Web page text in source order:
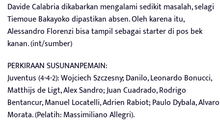
Davide Calabria dikabarkan mengalami sedikit masalah, selagi
Tiemoue Bakayoko dipastikan absen. Oleh karena itu,
Alessandro Florenzi bisa tampil sebagai starter di pos bek
kanan. (int/sumber)
PERKIRAAN SUSUNANPEMAIN:
Juventus (4-4-2): Wojciech Szczesny; Danilo, Leonardo Bonucci,
Matthijs de Ligt, Alex Sandro; Juan Cuadrado, Rodrigo
Bentancur, Manuel Locatelli, Adrien Rabiot; Paulo Dybala, Alvaro
Morata. (Pelatih: Massimiliano Allegri).